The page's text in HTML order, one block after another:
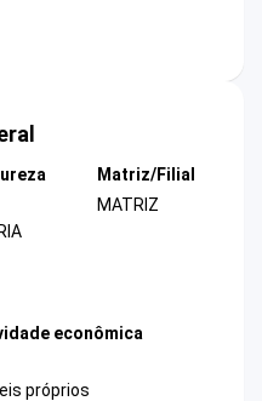
Matriz/Filial
MATRIZ
econômica
próprios